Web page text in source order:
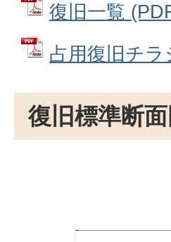
復旧一覧
占用復旧チ
復旧標準断面